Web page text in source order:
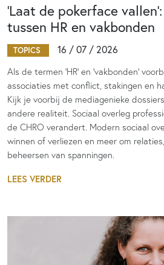
‘Laat de pokerface
tussen HR en vakbonden
TOPICS 16 / 07 / 2026
Als de termen 'HR' en 'vakbonden'
associaties met conflict, stakingen en
Kijk je voorbij de mediagenieke
andere realiteit. Sociaal overleg
de CHRO verandert. Modern sociaal
winnen of verliezen en meer om
beheersen van spanningen.
LEES VERDER